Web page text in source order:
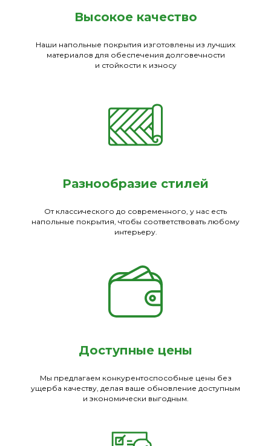
Высокое качество
Наши напольные покрытия изготовлены из лучших
материалов для обеспечения долговечности
и стойкости к износу
Разнообразие стилей
От классического до современного, у нас есть
напольные покрытия, чтобы соответствовать любому
интерьеру.
Доступные цены
Мы предлагаем конкурентоспособные цены без
ущерба качеству, делая ваше обновление доступным
и экономически выгодным.